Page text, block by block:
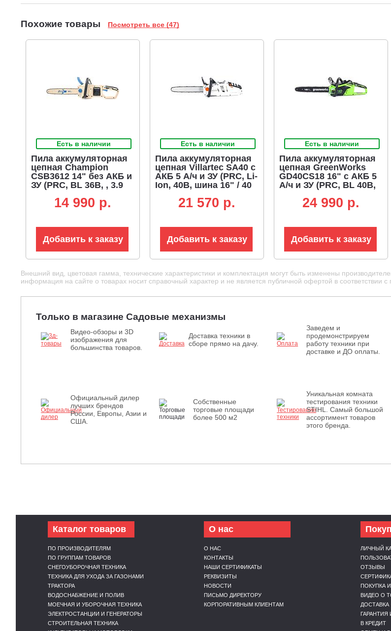
Похожие товары Посмотреть все (47)
Есть в наличии
Пила аккумуляторная
цепная Champion
CSB3612 14" без АКБ и
ЗУ (PRC, BL 36В, , 3.9
14 990 p.
Добавить к заказу
Есть в наличии
Пила аккумуляторная
цепная Villartec SA40 с
АКБ 5 А/ч и ЗУ (PRC, Li-
Ion, 40В, шина 16" / 40
2.3 кг.)21 570 p.
Добавить к заказу
Есть в наличии
Пила аккумуляторная
цепная GreenWorks
GD40CS18 16" с АКБ 5
А/ч и ЗУ (PRC, BL 40В,
24 990 p.
Добавить к заказу
Внешний вид, цветовая гамма, технические характеристики и комплектация могут быть изменены
информация на сайте о товарах носит справочный характер и не является публичной офертой в соответствии с
Только в магазине Садовые механизмы
Видео-обзоры и 3D
изображения для
большинства товаров.
Доставка техники в
сборе прямо на дачу.
Заведем и
продемонстрируем
работу техники при
доставке и ДО оплаты.
Официальный дилер
лучших брендов
России, Европы, Азии и
США.
Собственные
торговые площади
более 500 м2
Уникальная комната
тестирования техники
STIHL. Самый большой
ассортимент товаров
этого бренда.
Каталог товаров
ПО ПРОИЗВОДИТЕЛЯМ
ПО ГРУППАМ ТОВАРОВ
СНЕГОУБОРОЧНАЯ ТЕХНИКА
ТЕХНИКА ДЛЯ УХОДА ЗА ГАЗОНАМИ
ТРАКТОРА
ВОДОСНАБЖЕНИЕ И ПОЛИВ
МОЕЧНАЯ И УБОРОЧНАЯ ТЕХНИКА
ЭЛЕКТРОСТАНЦИИ И ГЕНЕРАТОРЫ
СТРОИТЕЛЬНАЯ ТЕХНИКА
О нас
О НАС
КОНТАКТЫ
НАШИ СЕРТИФИКАТЫ
РЕКВИЗИТЫ
НОВОСТИ
ПИСЬМО ДИРЕКТОРУ
КОРПОРАТИВНЫМ КЛИЕНТАМ
ЛИЧНЫЙ
ОТЗЫВЫ
ПОКУПКА
ВИДЕО О
ДОСТАВКА
ГАРАНТИЯ
В КРЕДИТ